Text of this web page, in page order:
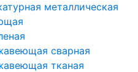
металлическая
сварная
тканая